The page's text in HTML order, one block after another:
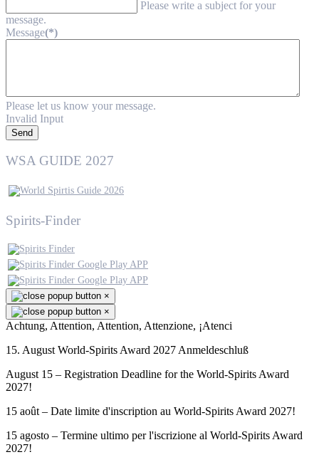
Please write a subject for your
message.
Message(*)
Please let us know your message.
Invalid Input
Send
WSA GUIDE 2027
Spirits-Finder
×
×
Achtung, Attention, Attention, Attenzione, ¡Atenci
15. August World-Spirits Award 2027 Anmeldeschluß
August 15 – Registration Deadline for the World-Spirits Award
2027!
15 août – Date limite d'inscription au World-Spirits Award 2027!
15 agosto – Termine ultimo per l'iscrizione al World-Spirits Award
2027!